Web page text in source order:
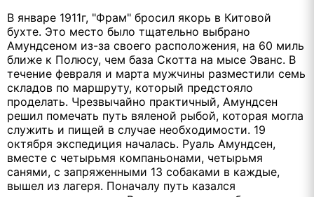
В январе 1911г, "Фрам" бросил якорь в Китовой
бухте. Это место было тщательно выбрано
Амундсеном из-за своего расположения, на 60 миль
ближе к Полюсу, чем база Скотта на мысе Эванс. В
течение февраля и марта мужчины разместили семь
складов по маршруту, который предстояло
проделать. Чрезвычайно практичный, Амундсен
решил помечать путь вяленой рыбой, которая могла
служить и пищей в случае необходимости. 19
октября экспедиция началась. Руаль Амундсен,
вместе с четырьмя компаньонами, четырьмя
санями, с запряженными 13 собаками в каждые,
вышел из лагеря. Поначалу путь казался